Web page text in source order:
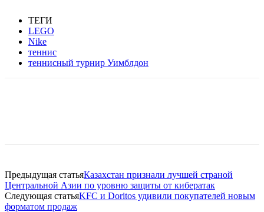
ТЕГИ
LEGO
Nike
теннис
теннисный турнир Уимблдон
Предыдущая статьяКазахстан признали лучшей страной
Центральной Азии по уровню защиты от кибератак
Следующая статьяKFC и Doritos удивили покупателей новым
форматом продаж